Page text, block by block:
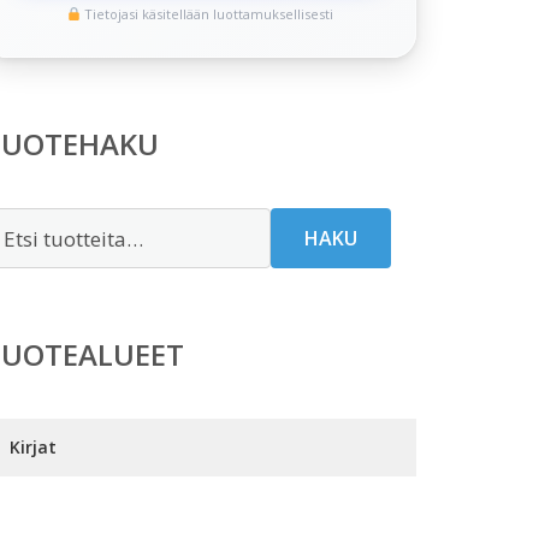
Tietojasi käsitellään luottamuksellisesti
HAKU
Kirjat